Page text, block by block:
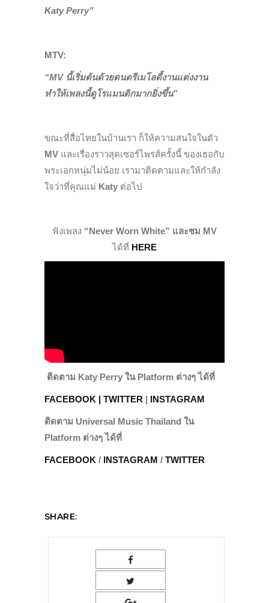
Katy Perry”
MTV:
“MV นี้เริ่มต้นด้วยดนตรีเมโลดี้งานแต่งงาน
ทำให้เพลงนี้ดูโรแมนติกมากยิ่งขึ้น”
ขณะที่สื่อไทยในบ้านเรา ก็ให้ความสนใจในตัว
MV และเรื่องราวสุดเซอร์ไพรส์ครั้งนี้ ของเธอกับ
พระเอกหนุ่มไม่น้อย เรามาติดตามและให้กำลัง
ใจว่าที่คุณแม่ Katy ต่อไป
ฟังเพลง “Never Worn White” และชม MV
ได้ที่ HERE
ติดตาม Katy Perry ใน Platform ต่างๆ ได้ที่
FACEBOOK | TWITTER | INSTAGRAM
ติดตาม Universal Music Thailand ใน
Platform ต่างๆ ได้ที่
FACEBOOK / INSTAGRAM / TWITTER
SHARE: